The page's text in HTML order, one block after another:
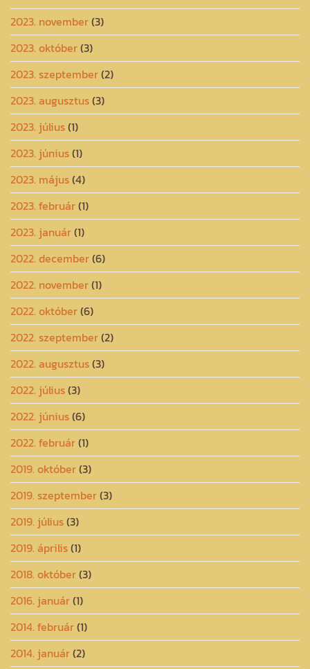
2023. november(3)
2023. október(3)
2023. szeptember(2)
2023. augusztus(3)
2023. július(1)
2023. június(1)
2023. május(4)
2023. február(1)
2023. január(1)
2022. december(6)
2022. november(1)
2022. október(6)
2022. szeptember(2)
2022. augusztus(3)
2022. július(3)
2022. június(6)
2022. február(1)
2019. október(3)
2019. szeptember(3)
2019. július(3)
2019. április(1)
2018. október(3)
2016. január(1)
2014. február(1)
2014. január(2)